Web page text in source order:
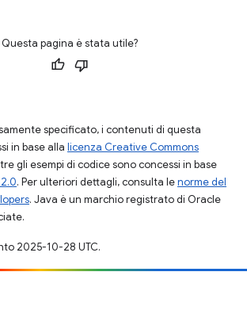
Questa pagina è stata utile?
specificato, i contenuti di questa
in base alla licenza Creative Commons
gli esempi di codice sono concessi in base
. Per ulteriori dettagli, consulta lenorme del
. Java è un marchio registrato di Oracle
2025-10-28 UTC.